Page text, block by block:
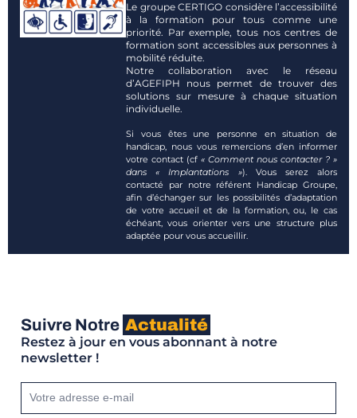
Le groupe CERTIGO considère l’accessibilité
à la formation pour tous comme une
priorité. Par exemple, tous nos centres de
formation sont accessibles aux personnes à
mobilité réduite.
Notre collaboration avec le réseau
d’AGEFIPH nous permet de trouver des
solutions sur mesure à chaque situation
individuelle.
Si vous êtes une personne en situation de
handicap, nous vous remercions d’en informer
votre contact (cf« Comment nous contacter ? »
dans « Implantations »). Vous serez alors
contacté par notre référent Handicap Groupe,
afin d’échanger sur les possibilités d’adaptation
de votre accueil et de la formation, ou, le cas
échéant, vous orienter vers une structure plus
adaptée pour vous accueillir.
Suivre Notre Actualité
Restez à jour en vous abonnant à notre
newsletter !